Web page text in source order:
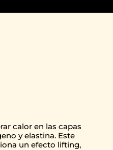
calor en las capas
y elastina. Este
un efecto lifting,